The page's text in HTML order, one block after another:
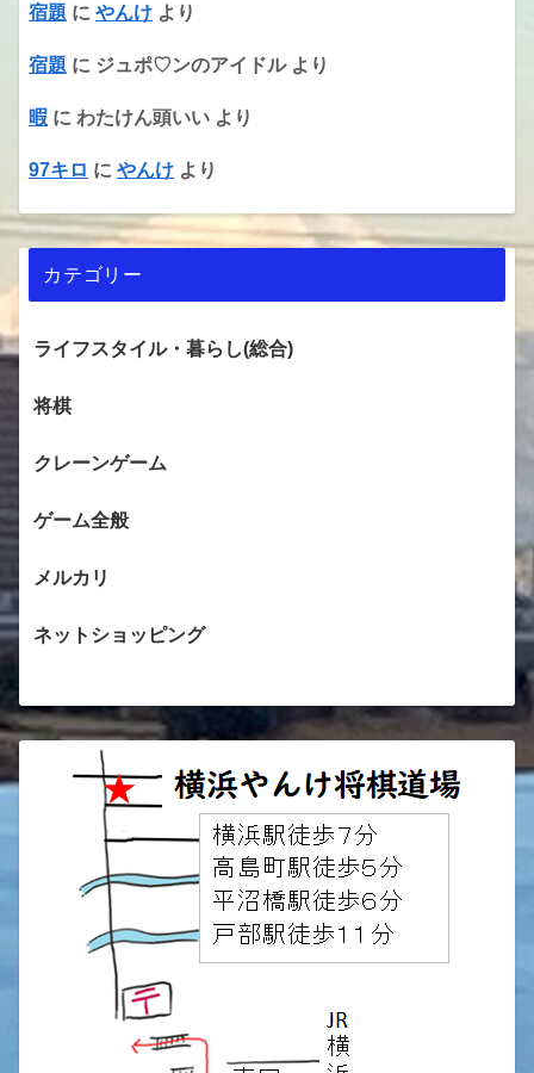
宿題 に やんけ より
宿題 に ジュポ♡ンのアイドルより
暇 に わたけん頭いい より
97キロ に やんけ より
カテゴリー
ライフスタイル・暮らし(総合)
将棋
クレーンゲーム
ゲーム全般
メルカリ
ネットショッピング